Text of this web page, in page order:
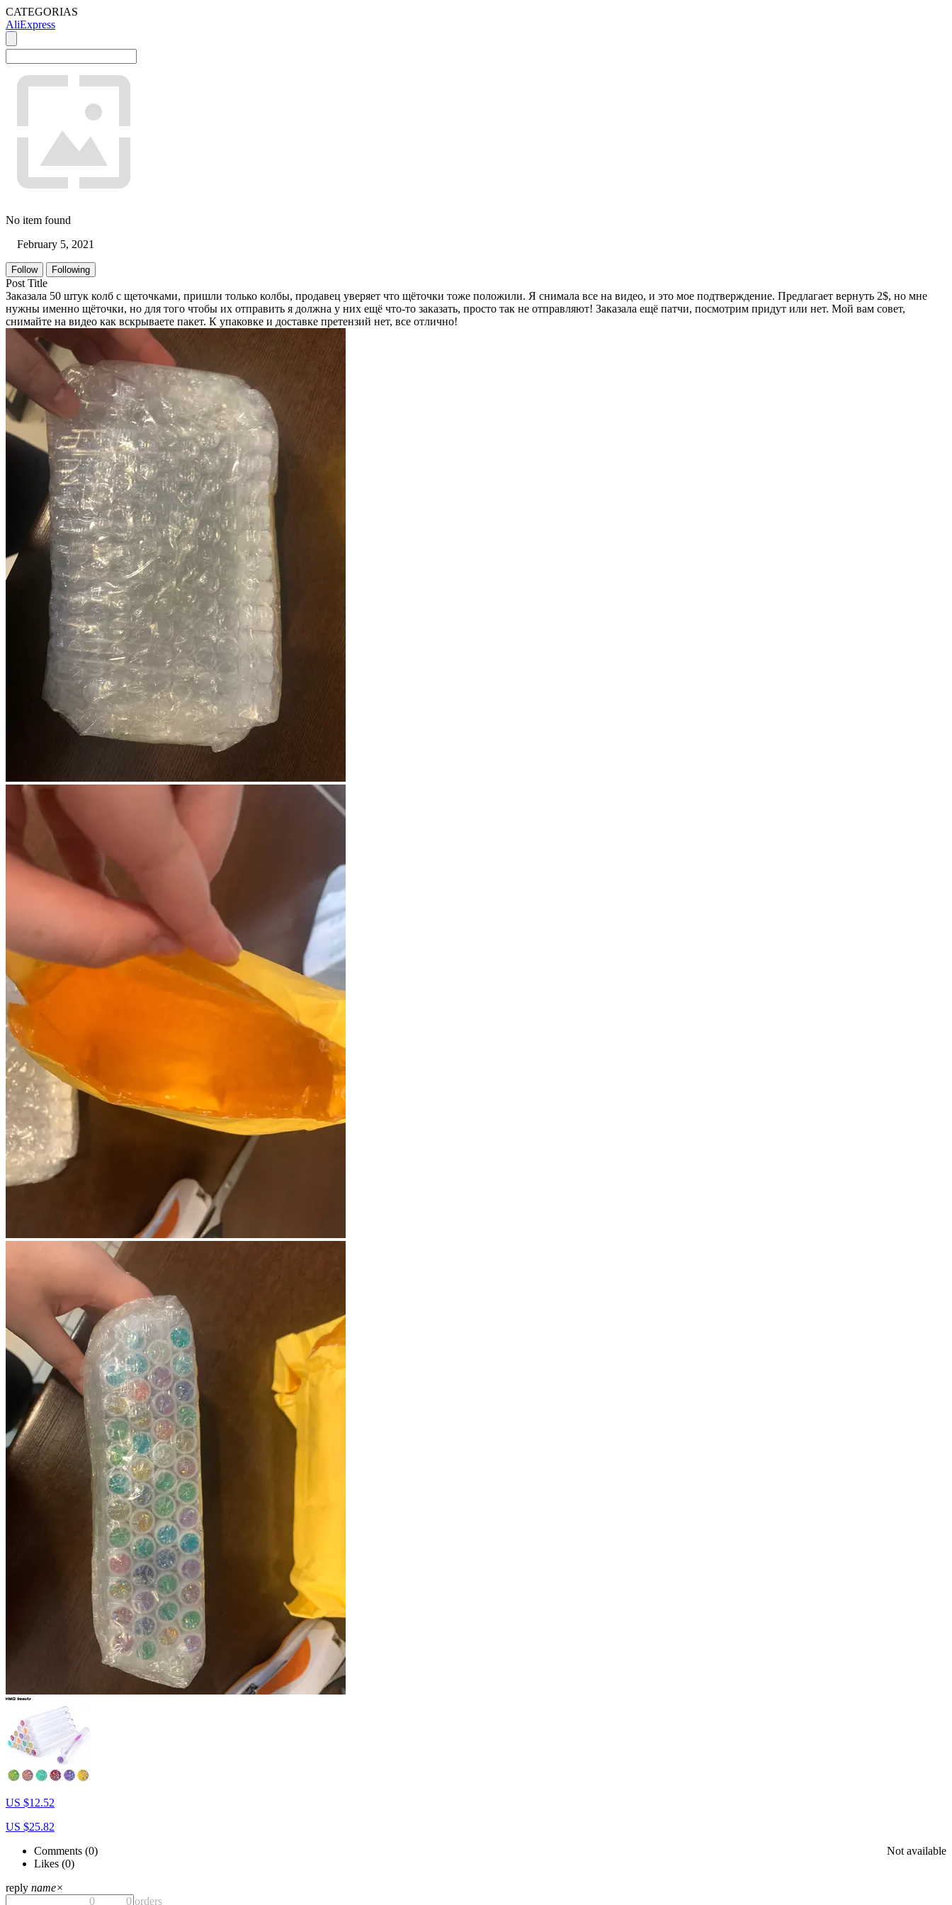
CATEGORIAS
AliExpress
No item found
February 5, 2021
Follow Following
Post Title
Заказала 50 штук колб с щеточками, пришли только колбы, продавец уверяет что щёточки тоже положили. Я снимала все на видео, и это мое подтверждение. Предлагает вернуть 2$, но мне
нужны именно щёточки, но для того чтобы их отправить я должна у них ещё что-то заказать, просто так не отправляют! Заказала ещё патчи, посмотрим придут или нет. Мой вам совет,
снимайте на видео как вскрываете пакет. К упаковке и доставке претензий нет, все отлично!
US $12.52
US $25.82
Not available
0 0 orders
Comments (0)
Likes (0)
reply name×